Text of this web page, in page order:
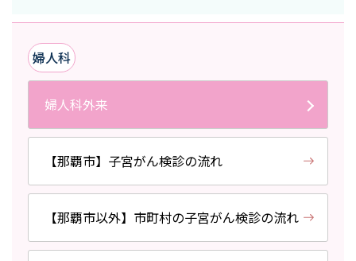
婦人科
婦人科外来
【那覇市】子宮がん検診の流れ
【那覇市以外】市町村の子宮がん検診の流れ